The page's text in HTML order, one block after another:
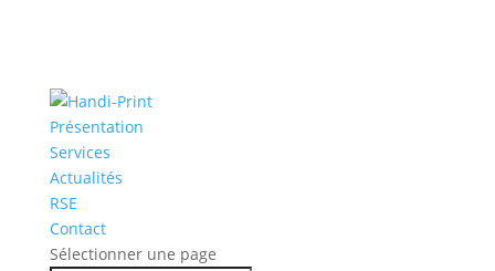
Présentation
Services
Actualités
RSE
Contact
Sélectionner une page